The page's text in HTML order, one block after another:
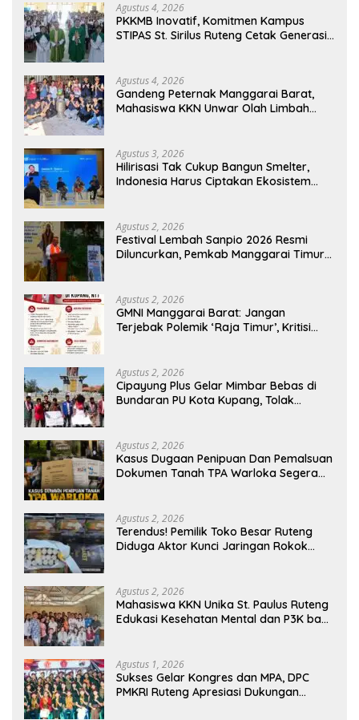
Agustus 4, 2026
PKKMB Inovatif, Komitmen Kampus
STIPAS St. Sirilus Ruteng Cetak Generasi
Agustus 4, 2026
Gandeng Peternak Manggarai Barat,
Mahasiswa KKN Unwar Olah Limbah
Agustus 3, 2026
Hilirisasi Tak Cukup Bangun Smelter,
Indonesia Harus Ciptakan Ekosistem
Agustus 2, 2026
Festival Lembah Sanpio 2026 Resmi
Diluncurkan, Pemkab Manggarai Timur
Agustus 2, 2026
GMNI Manggarai Barat: Jangan
Terjebak Polemik ‘Raja Timur’, Kritisi
Agustus 2, 2026
Cipayung Plus Gelar Mimbar Bebas di
Bundaran PU Kota Kupang, Tolak
Agustus 2, 2026
Kasus Dugaan Penipuan Dan Pemalsuan
Dokumen Tanah TPA Warloka Segera
Memasuki Fase Krusial
Agustus 2, 2026
Terendus! Pemilik Toko Besar Ruteng
Diduga Aktor Kunci Jaringan Rokok
Agustus 2, 2026
Mahasiswa KKN Unika St. Paulus Ruteng
Edukasi Kesehatan Mental dan P3K bagi
Agustus 1, 2026
Sukses Gelar Kongres dan MPA, DPC
PMKRI Ruteng Apresiasi Dukungan